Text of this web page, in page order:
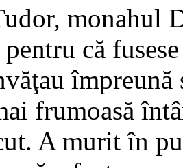
monahul
pentru că
împreună
frumoasă
A murit în